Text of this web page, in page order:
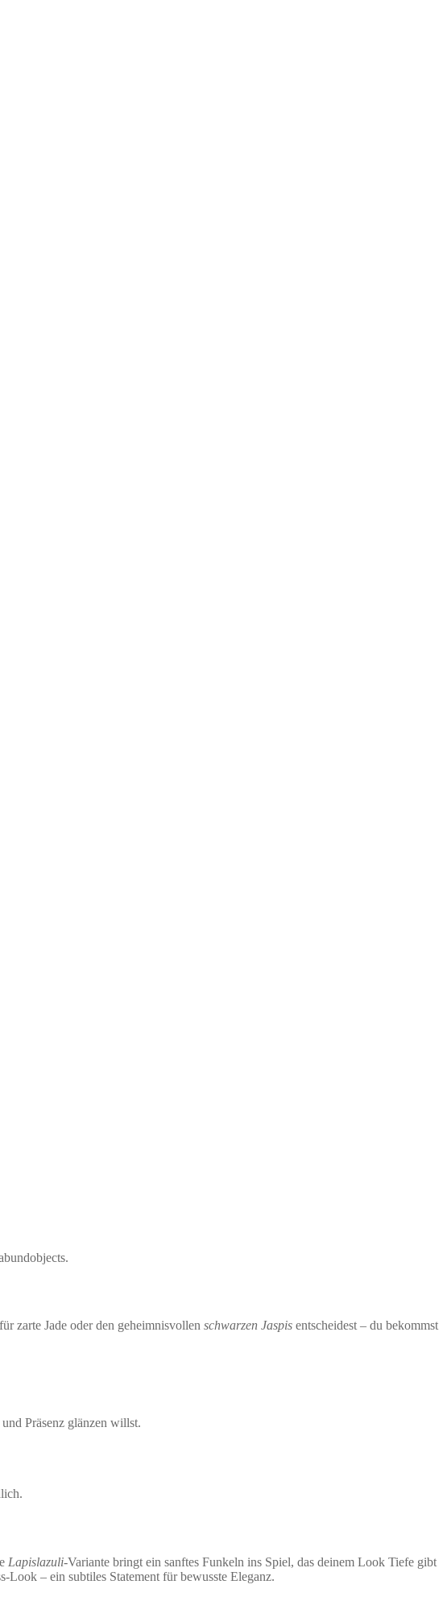
zarte Jade oder den geheimnisvollen schwarzen Jaspis entscheidest – du bekommst
Präsenz glänzen willst.
Lapislazuli-Variante bringt ein sanftes Funkeln ins Spiel, das deinem Look Tiefe gibt
Look – ein subtiles Statement für bewusste Eleganz.